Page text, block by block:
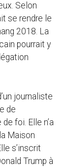
Selon
se rendre le
2018. La
pourrait y
journaliste
de
foi. Elle n’a
Maison
s’inscrit
Trump à